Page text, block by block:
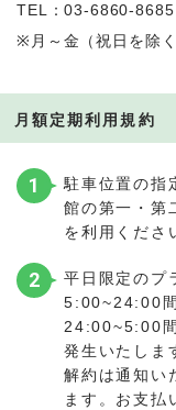
TEL：03-6860-8685
※月～金（祝日を除
月額定期利用規約
1
駐車位置の指
館の第一・第
を利用くださ
2
平日限定のプ
5:00~24:00間
24:00~5:00
発生いたしま
解約は通知い
ます。お支払